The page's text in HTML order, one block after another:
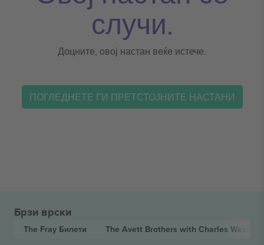
случи.
Доцните, овој настан веќе истече.
ПОГЛЕДНЕТЕ ГИ ПРЕТСТОЈНИТЕ НАСТАНИ
Брзи врски
The Fray Билети The Avett Brothers with Charles Wesley